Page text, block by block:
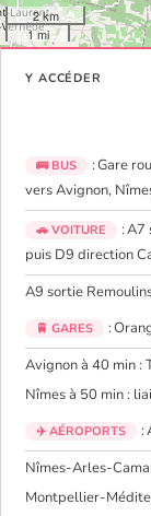
2 km
1 mi
Y ACCÉDER
🚌 BUS
: Gare
vers Avignon,
🚗 VOITURE
:
puis D9 direction
A9 sortie
🚆 GARES
:
Avignon à 40 min :
Nîmes à 50 min :
✈️ AÉROPORTS
:
Nîmes-Arles-
Montpellier-